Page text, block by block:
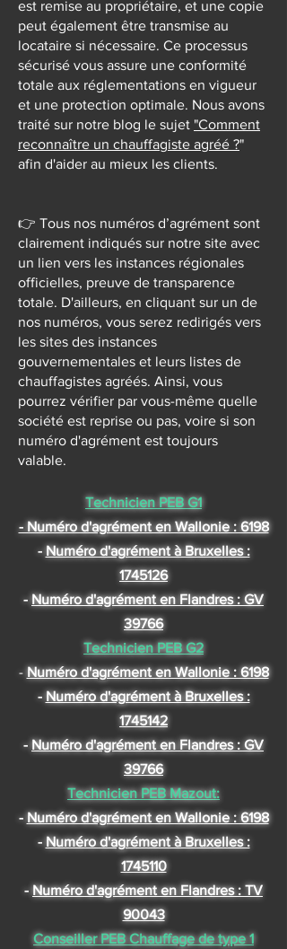
est remise au propriétaire, et une copie
peut également être transmise au
locataire si nécessaire. Ce processus
sécurisé vous assure une conformité
totale aux réglementations en vigueur
et une protection optimale. Nous avons
traité sur notre blog le sujet "Comment
reconnaître un chauffagiste agréé ?"
afin d'aider au mieux les clients.
👉 Tous nos numéros d’agrément sont
clairement indiqués sur notre site avec
un lien vers les instances régionales
officielles, preuve de transparence
totale. D'ailleurs, en cliquant sur un de
nos numéros, vous serez redirigés vers
les sites des instances
gouvernementales et leurs listes de
chauffagistes agréés. Ainsi, vous
pourrez vérifier par vous-même quelle
société est reprise ou pas, voire si son
numéro d'agrément est toujours
valable.
Technicien PEB G1
- Numéro d'agrément en Wallonie : 6198
- Numéro d'agrément à Bruxelles :
1745126
- Numéro d'agrément en Flandres : GV
39766
Technicien PEB G2
- Numéro d'agrément en Wallonie : 6198
- Numéro d'agrément à Bruxelles :
1745142
- Numéro d'agrément en Flandres : GV
39766
Technicien PEB Mazout:
- Numéro d'agrément en Wallonie : 6198
- Numéro d'agrément à Bruxelles :
1745110
- Numéro d'agrément en Flandres : TV
90043
Conseiller PEB Chauffage de type 1